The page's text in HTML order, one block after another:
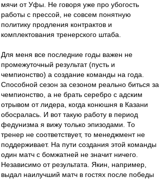
мячи от Уфы. Не говоря уже про убогость
работы с прессой, не совсем понятную
политику продления контрактов и
комплектования тренерского штаба.
Для меня все последние годы важен не
промежуточный результат (пусть и
чемпионство) а создание команды на года.
Способной сезон за сезоном реально биться за
чемпионство, а не брать серебро с адским
отрывом от лидера, когда конюшня в Казани
обосралась. И вот такую работу в период
федунизма я вижу только эпизодами. То
тренер не соответствует, то менеджмент не
поддерживает. На пути создания этой команды
один матч с бомжатней не значит ничего.
Независимо от результата. Якин, например,
выдал наилучший матч в гостях после победы